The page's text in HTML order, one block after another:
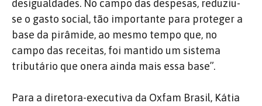
desigualdades. No campo das despesas, reduziu-
se o gasto social, tão importante para proteger a
base da pirâmide, ao mesmo tempo que, no
campo das receitas, foi mantido um sistema
tributário que onera ainda mais essa base”.
Para a diretora-executiva da Oxfam Brasil, Kátia